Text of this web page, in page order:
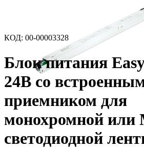
КОД: 00-00003328
Блок питания
24В со
приемником для
монохромной или
светодиодной